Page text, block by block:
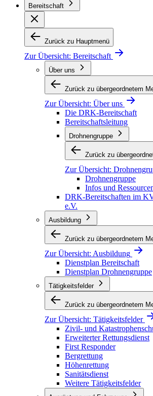
Bereitschaft
Zurück zu Hauptmenü
Zur Übersicht: Bereitschaft
Über uns
Zurück zu übergeordnetem
Zur Übersicht: Über uns
Die DRK-Bereitschaft
Bereitschaftsleitung
Drohnengruppe
Zurück zu
Zur Übersicht:
Drohnengruppe
Infos und
DRK-Bereitschaften im
e.V.
Ausbildung
Zurück zu übergeordnetem
Zur Übersicht: Ausbildung
Dienstplan Bereitschaft
Dienstplan Drohnengruppe
Tätigkeitsfelder
Zurück zu übergeordnetem
Zur Übersicht: Tätigkeitsfelder
Zivil- und
Erweiterter Rettungsdienst
First Responder
Bergrettung
Höhenrettung
Sanitätsdienst
Weitere Tätigkeitsfelder